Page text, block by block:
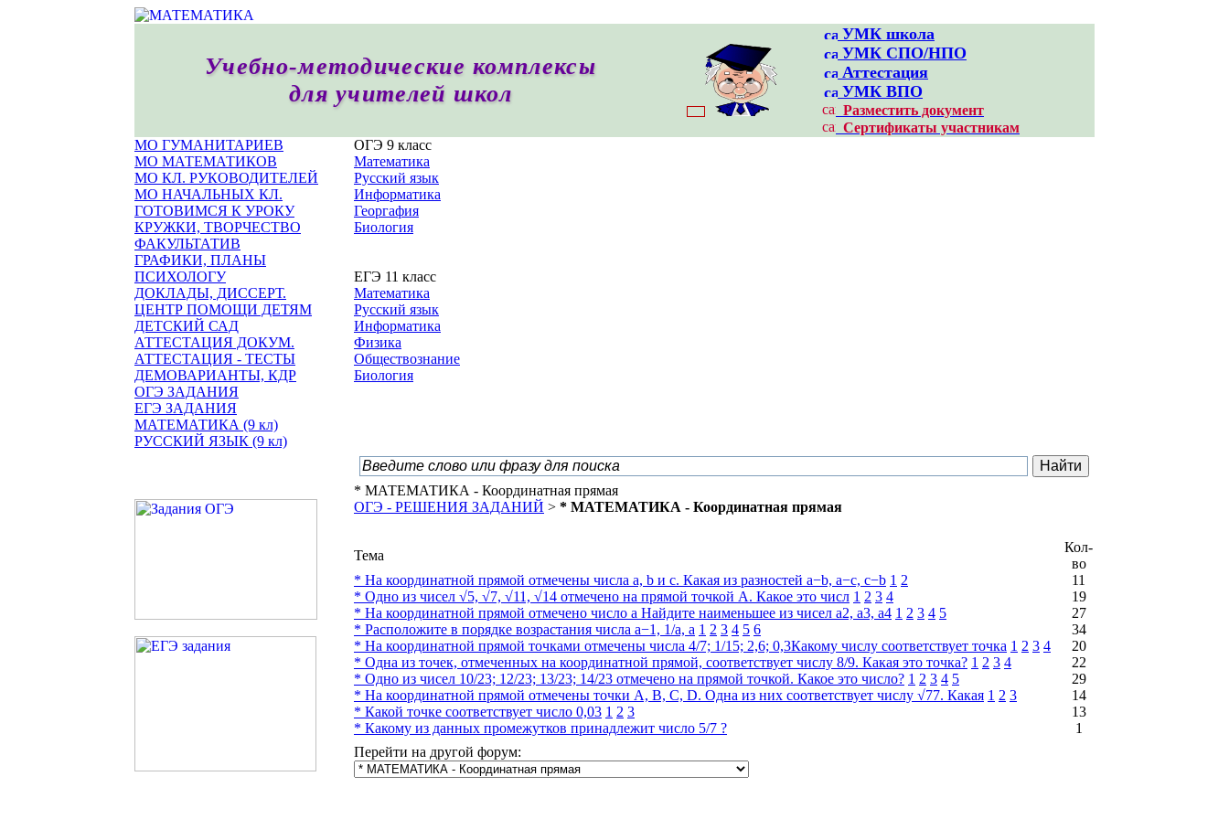
Учебно-методические комплексы
для учителей школ
УМК школа
УМК CПО/НПО
Аттестация
УМК ВПО
Разместить документ
Сертификаты участникам
МО ГУМАНИТАРИЕВ
МО МАТЕМАТИКОВ
МО КЛ. РУКОВОДИТЕЛЕЙ
МО НАЧАЛЬНЫХ КЛ.
ГОТОВИМСЯ К УРОКУ
КРУЖКИ, ТВОРЧЕСТВО
ФАКУЛЬТАТИВ
ГРАФИКИ, ПЛАНЫ
ПСИХОЛОГУ
ДОКЛАДЫ, ДИССЕРТ.
ЦЕНТР ПОМОЩИ ДЕТЯМ
ДЕТСКИЙ САД
АТТЕСТАЦИЯ ДОКУМ.
АТТЕСТАЦИЯ - ТЕСТЫ
ДЕМОВАРИАНТЫ, КДР
ОГЭ ЗАДАНИЯ
ЕГЭ ЗАДАНИЯ
МАТЕМАТИКА (9 кл)
РУССКИЙ ЯЗЫК (9 кл)
ОГЭ 9 класс
Математика
Русский язык
Информатика
Георгафия
Биология
ЕГЭ 11 класс
Математика
Русский язык
Информатика
Физика
Обществознание
Биология
* МАТЕМАТИКА - Координатная прямая
ОГЭ - РЕШЕНИЯ ЗАДАНИЙ > * МАТЕМАТИКА - Координатная прямая
Тема
Кол-
во
* На координатной прямой отмечены числа a, b и c. Какая из разностей a−b, a−c, c−b 1 2
11
* Одно из чисел √5, √7, √11, √14 отмечено на прямой точкой A. Какое это числ 1 2 3 4
19
* На координатной прямой отмечено число a Найдите наименьшее из чисел a2, a3, a4 1 2 3 4 5
27
* Расположите в порядке возрастания числа a−1, 1/a, a 1 2 3 4 5 6
34
* На координатной прямой точками отмечены числа 4/7; 1/15; 2,6; 0,3Какому числу соответствует точка 1 2 3 4
20
* Одна из точек, отмеченных на координатной прямой, соответствует числу 8/9. Какая это точка? 1 2 3 4
22
* Одно из чисел 10/23; 12/23; 13/23; 14/23 отмечено на прямой точкой. Какое это число? 1 2 3 4 5
29
* На координатной прямой отмечены точки A, B, C, D. Одна из них соответствует числу √77. Какая 1 2 3
14
* Какой точке соответствует число 0,03 1 2 3
13
* Какому из данных промежутков принадлежит число 5/7 ?
1
Перейти на другой форум: